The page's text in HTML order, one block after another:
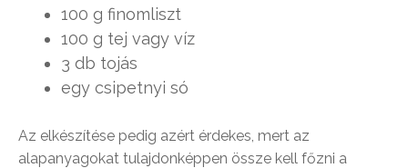
100 g finomliszt
100 g tej vagy víz
3 db tojás
egy csipetnyi só
Az elkészítése pedig azért érdekes, mert az
alapanyagokat tulajdonképpen össze kell főzni a